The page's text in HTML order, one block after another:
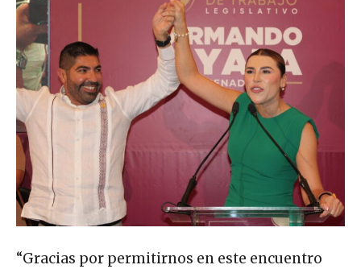
“Gracias por permitirnos en este encuentro